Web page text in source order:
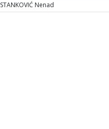
STANKOVIĆ Nenad